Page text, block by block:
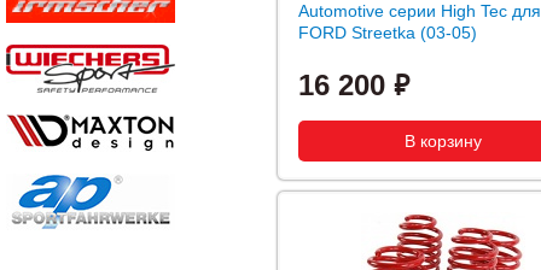
Automotive серии High Tec для
FORD Streetka (03-05)
16 200